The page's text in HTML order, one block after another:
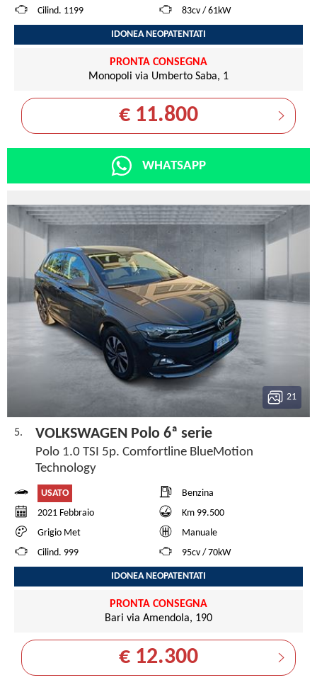
Cilind. 1199 83cv / 61kW
IDONEA NEOPATENTATI
PRONTA CONSEGNA
Monopoli via Umberto Saba, 1
€ 11.800
WHATSAPP
21
5. VOLKSWAGEN Polo 6ª serie
Polo 1.0 TSI 5p. Comfortline BlueMotion
Technology
USATO
Benzina
2021 Febbraio
Km 99.500
Grigio Met
Manuale
Cilind. 999
95cv / 70kW
IDONEA NEOPATENTATI
PRONTA CONSEGNA
Bari via Amendola, 190
€ 12.300